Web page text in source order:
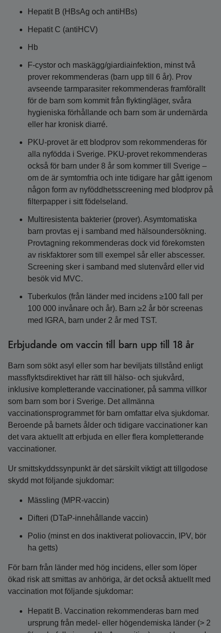
Hepatit B (HBsAg och antiHBs)
Hepatit C (antiHCV)
Hb
F-cystor och maskägg/giardiainfektion, minst två
prover rekommenderas (barn upp till 6 år). Prov
avseende tarmparasiter rekommenderas framförallt
för de barn som kommit från flyktingläger, svåra
hygieniska förhållande och barn som är undernärda
eller har kronisk diarré.
PKU-provet är ett blodprov som rekommenderas för
alla nyfödda i Sverige. PKU-provet rekommenderas
också för barn under 8 år som kommer till Sverige –
om de är symtomfria och inte tidigare har gått igenom
någon form av nyföddhetsscreening med blodprov på
filterpapper i sitt födelseland.
Multiresistenta bakterier (prover). Asymtomatiska
barn provtas ej i samband med hälsoundersökning.
Provtagning rekommenderas dock vid förekomsten
av riskfaktorer som till exempel sår eller abscesser.
Screening sker i samband med slutenvård eller vid
besök vid MVC.
Tuberkulos (från länder med incidens ≥100 fall per
100 000 invånare och år). Barn ≥2 år bör screenas
med IGRA, barn under 2 år med TST.
Erbjudande om vaccin till barn upp till 18 år
Barn som sökt asyl eller som har beviljats tillstånd enligt
massflyktsdirektivet har rätt till hälso- och sjukvård,
inklusive kompletterande vaccinationer, på samma villkor
som barn som bor i Sverige. Det allmänna
vaccinationsprogrammet för barn omfattar elva sjukdomar.
Beroende på barnets ålder och tidigare vaccinationer kan
det vara aktuellt att erbjuda en eller flera kompletterande
vaccinationer.
Ur smittskyddssynpunkt är det särskilt viktigt att tillgodose
skydd mot följande sjukdomar:
Mässling (MPR-vaccin)
Difteri (DTaP-innehållande vaccin)
Polio (minst en dos inaktiverat poliovaccin, IPV, bör
ha getts)
För barn från länder med hög incidens, eller som löper
ökad risk att smittas av anhöriga, är det också aktuellt med
vaccination mot följande sjukdomar:
Hepatit B. Vaccination rekommenderas barn med
ursprung från medel- eller högendemiska länder (> 2